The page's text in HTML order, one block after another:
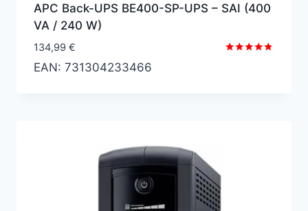
APC Back-UPS BE400-SP-UPS – SAI (400
VA / 240 W)
134,99 €
EAN: 731304233466